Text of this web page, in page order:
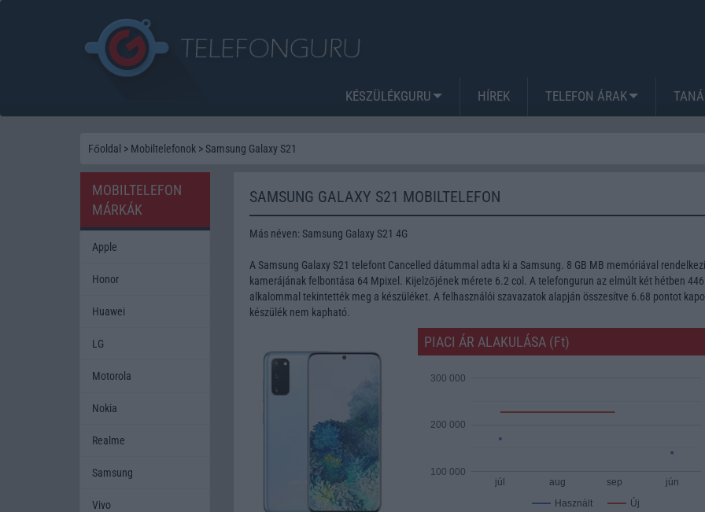
KÉSZÜLÉKGURU HÍREK TELEFON ÁRAK
Főoldal > Mobiltelefonok > Samsung Galaxy S21
SAMSUNG GALAXY S21 MOBILTELEFON
Más néven: Samsung Galaxy S21 4G
A Samsung Galaxy S21 telefont Cancelled dátummal adta ki a Samsung. 8 GB MB memóriával
kamerájának felbontása 64 Mpixel. Kijelzőjének mérete 6.2 col. A telefongurun az elmúlt két hétben 446
alkalommal tekintették meg a készüléket. A felhasználói szavazatok alapján összesítve 6.68 pontot
készülék nem kapható.
PIACI ÁR ALAKULÁSA (Ft)
Használt Új
júl aug sep jún
100 000
200 000
300 000
MOBILTELEFON
MÁRKÁK
Apple
Honor
Huawei
LG
Motorola
Nokia
Realme
Samsung
Vivo